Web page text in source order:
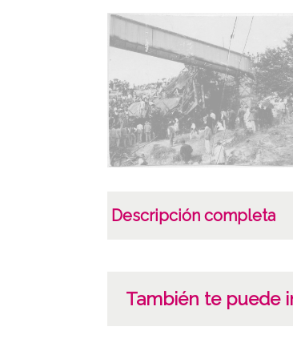
Descripción completa
También te puede